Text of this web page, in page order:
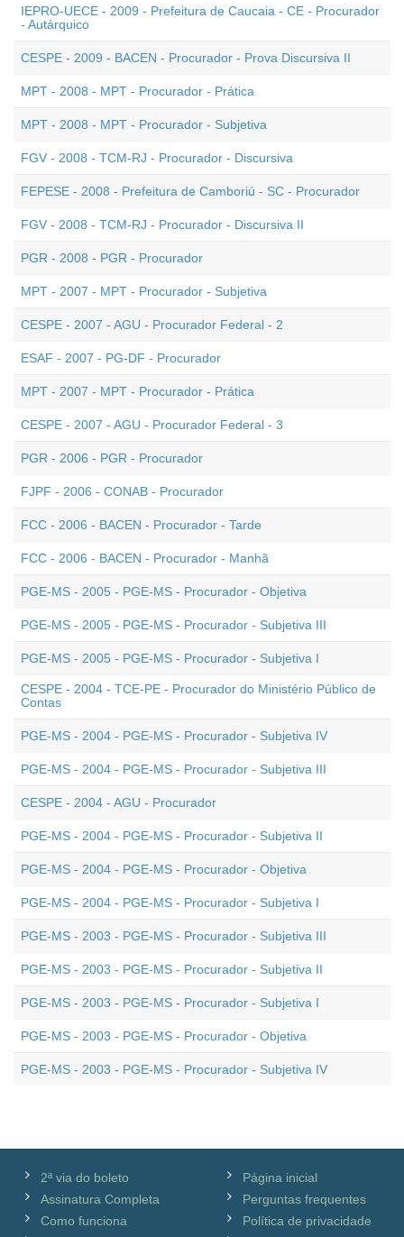
IEPRO-UECE - 2009 - Prefeitura de Caucaia - CE - Procurador
- Autárquico
CESPE - 2009 - BACEN - Procurador - Prova Discursiva II
MPT - 2008 - MPT - Procurador - Prática
MPT - 2008 - MPT - Procurador - Subjetiva
FGV - 2008 - TCM-RJ - Procurador - Discursiva
FEPESE - 2008 - Prefeitura de Camboriú - SC - Procurador
FGV - 2008 - TCM-RJ - Procurador - Discursiva II
PGR - 2008 - PGR - Procurador
MPT - 2007 - MPT - Procurador - Subjetiva
CESPE - 2007 - AGU - Procurador Federal - 2
ESAF - 2007 - PG-DF - Procurador
MPT - 2007 - MPT - Procurador - Prática
CESPE - 2007 - AGU - Procurador Federal - 3
PGR - 2006 - PGR - Procurador
FJPF - 2006 - CONAB - Procurador
FCC - 2006 - BACEN - Procurador - Tarde
FCC - 2006 - BACEN - Procurador - Manhã
PGE-MS - 2005 - PGE-MS - Procurador - Objetiva
PGE-MS - 2005 - PGE-MS - Procurador - Subjetiva III
PGE-MS - 2005 - PGE-MS - Procurador - Subjetiva I
CESPE - 2004 - TCE-PE - Procurador do Ministério Público de
Contas
PGE-MS - 2004 - PGE-MS - Procurador - Subjetiva IV
PGE-MS - 2004 - PGE-MS - Procurador - Subjetiva III
CESPE - 2004 - AGU - Procurador
PGE-MS - 2004 - PGE-MS - Procurador - Subjetiva II
PGE-MS - 2004 - PGE-MS - Procurador - Objetiva
PGE-MS - 2004 - PGE-MS - Procurador - Subjetiva I
PGE-MS - 2003 - PGE-MS - Procurador - Subjetiva III
PGE-MS - 2003 - PGE-MS - Procurador - Subjetiva II
PGE-MS - 2003 - PGE-MS - Procurador - Subjetiva I
PGE-MS - 2003 - PGE-MS - Procurador - Objetiva
PGE-MS - 2003 - PGE-MS - Procurador - Subjetiva IV
2ª via do boleto
Assinatura Completa
Como funciona
Página inicial
Perguntas frequentes
Política de privacidade